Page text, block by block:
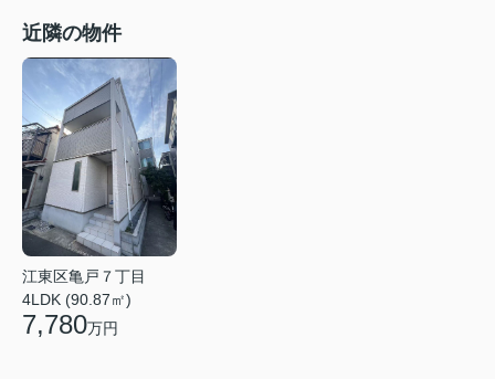
近隣の物件
江東区亀戸７丁目
4LDK (90.87㎡)
7,780万円